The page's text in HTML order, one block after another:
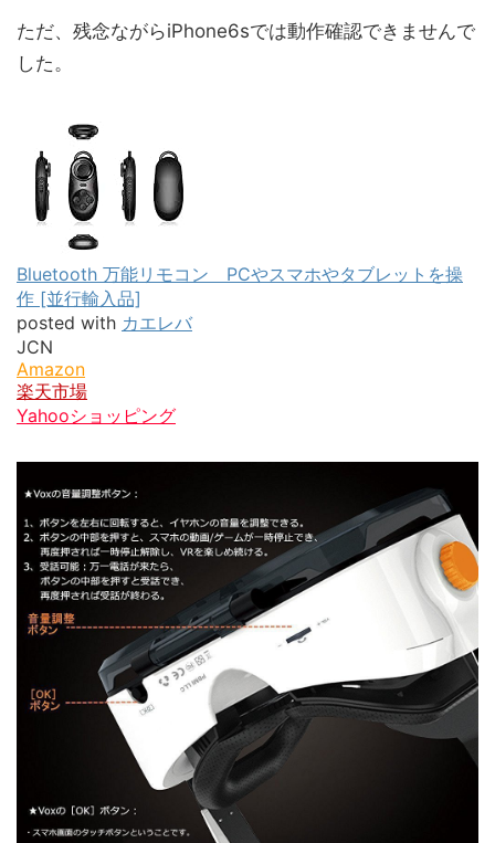
ただ、残念ながらiPhone6sでは動作確認できませんで
した。
Bluetooth 万能リモコン PCやスマホやタブレットを操
作 [並行輸入品]
posted with カエレバ
JCN
Amazon
楽天市場
Yahooショッピング